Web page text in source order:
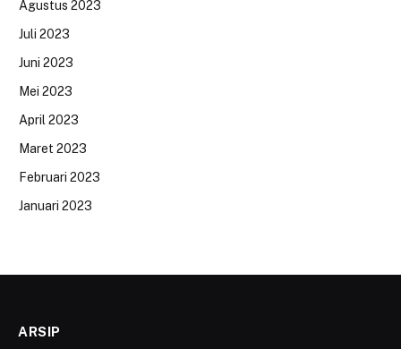
Agustus 2023
Juli 2023
Juni 2023
Mei 2023
April 2023
Maret 2023
Februari 2023
Januari 2023
ARSIP